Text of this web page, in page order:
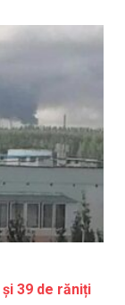
39 de răniți